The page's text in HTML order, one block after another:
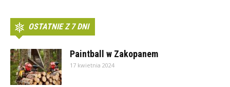
OSTATNIE Z 7 DNI
Paintball w Zakopanem
17 kwietnia 2024